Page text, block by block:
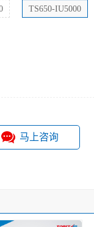
TS650-IU5000
马上咨询